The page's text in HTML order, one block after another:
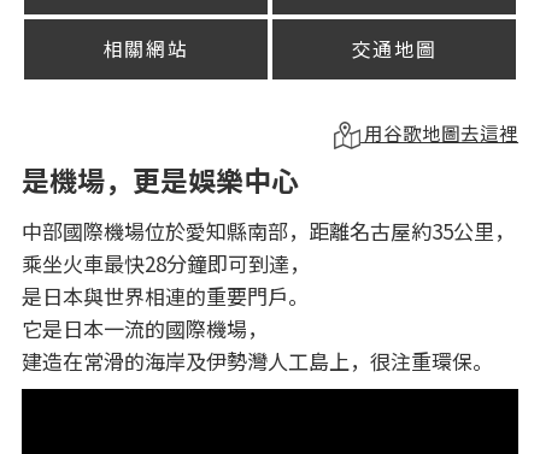
相關網站 交通地圖
用谷歌地圖去這裡
是機場，更是娛樂中心
中部國際機場位於愛知縣南部，距離名古屋約35公里，
乘坐火車最快28分鐘即可到達，
是日本與世界相連的重要門戶。
它是日本一流的國際機場，
建造在常滑的海岸及伊勢灣人工島上，很注重環保。